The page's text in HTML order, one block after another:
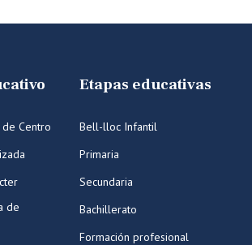
Centro
de
Etapas educativas
Bell-lloc Infantil
Primaria
Secundaria
Bachillerato
Formación profesional